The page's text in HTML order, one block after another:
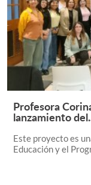
Profesora
lanzamiento
Este proyecto es
Educación y el